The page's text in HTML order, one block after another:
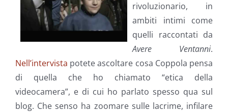
rivoluzionario, in
ambiti intimi come
quelli raccontati da
Avere Ventanni.
Nell’intervista potete ascoltare cosa Coppola pensa
di quella che ho chiamato “etica della
videocamera”, e di cui ho parlato spesso qua sul
blog. Che senso ha zoomare sulle lacrime, infilare